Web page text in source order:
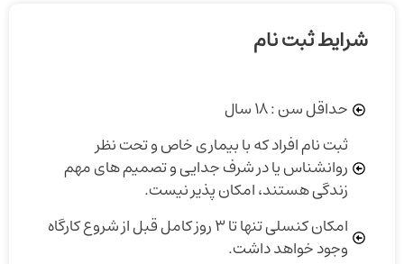
شرایط ثبت نام
حداقل سن : 18 سال
ثبت نام افراد که با بیماری خاص و تحت نظر
روانشناس یا در شرف جدایی و تصمیم های مهم
زندگی هستند، امکان پذیر نیست.
امکان کنسلی تنها تا ۳ روز کامل قبل از شروع کارگاه
وجود خواهد داشت.